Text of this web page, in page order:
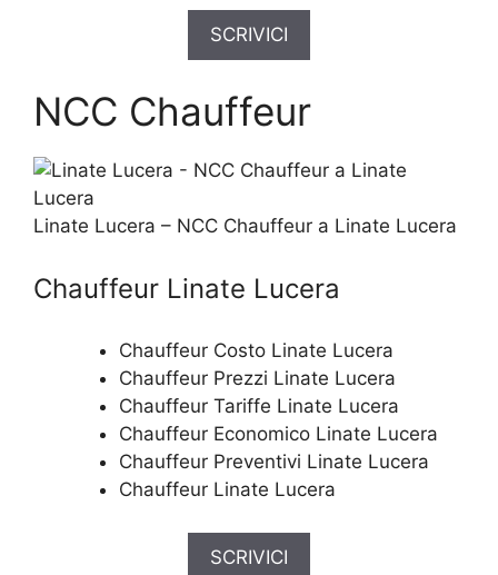
SCRIVICI
NCC Chauffeur
Linate Lucera – NCC Chauffeur a Linate Lucera
Chauffeur Linate Lucera
Chauffeur Costo Linate Lucera
Chauffeur Prezzi Linate Lucera
Chauffeur Tariffe Linate Lucera
Chauffeur Economico Linate Lucera
Chauffeur Preventivi Linate Lucera
Chauffeur Linate Lucera
SCRIVICI